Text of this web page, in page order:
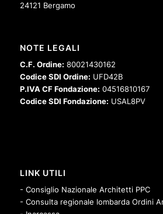
24121 Bergamo
NOTE LEGALI
C.F. Ordine: 80021430162
Codice SDI Ordine: UFD42B
P.IVA CF Fondazione: 04516810167
Codice SDI Fondazione: USAL8PV
LINK UTILI
- Consiglio Nazionale Architetti PPC
- Consulta regionale lombarda Ordini